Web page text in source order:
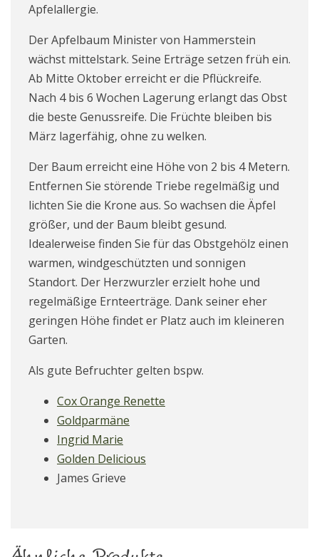
Apfelallergie.
Der Apfelbaum Minister von Hammerstein
wächst mittelstark. Seine Erträge setzen früh ein.
Ab Mitte Oktober erreicht er die Pflückreife.
Nach 4 bis 6 Wochen Lagerung erlangt das Obst
die beste Genussreife. Die Früchte bleiben bis
März lagerfähig, ohne zu welken.
Der Baum erreicht eine Höhe von 2 bis 4 Metern.
Entfernen Sie störende Triebe regelmäßig und
lichten Sie die Krone aus. So wachsen die Äpfel
größer, und der Baum bleibt gesund.
Idealerweise finden Sie für das Obstgehölz einen
warmen, windgeschützten und sonnigen
Standort. Der Herzwurzler erzielt hohe und
regelmäßige Ernteerträge. Dank seiner eher
geringen Höhe findet er Platz auch im kleineren
Garten.
Als gute Befruchter gelten bspw.
Cox Orange Renette
Goldparmäne
Ingrid Marie
Golden Delicious
James Grieve